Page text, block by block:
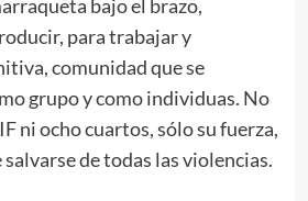
bajo el brazo,
para trabajar y
comunidad que se
grupo y como individuas. No
ni ocho cuartos, sólo su fuerza,
salvarse de todas las violencias.